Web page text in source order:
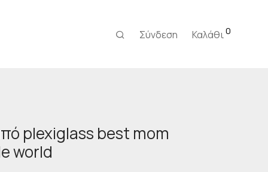
Σύνδεση Καλάθι0
plexiglass best mom
world